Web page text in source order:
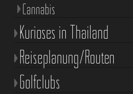
Cannabis
Kurioses in Thailand
Reiseplanung/Routen
Golfclubs